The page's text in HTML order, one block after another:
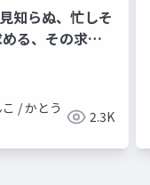
知らぬ、忙しそ
る、その求め
/ かとう
2.3K